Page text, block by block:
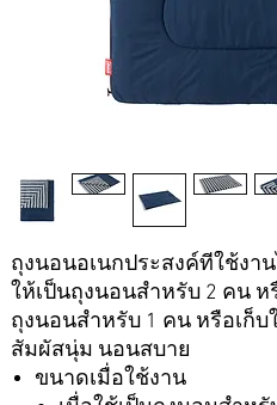
ถุงนอนอเนกประสงค์ที่ใช้งา
ให้เป็นถุงนอนสำหรับ 2 คน
ถุงนอนสำหรับ 1 คน หรือเก็
สัมผัสนุ่ม นอนสบาย
ขนาดเมื่อใช้งาน